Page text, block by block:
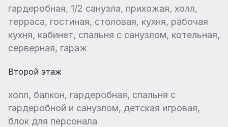
гардеробная, 1/2 санузла, прихожая, холл,
терраса, гостиная, столовая, кухня, рабочая
кухня, кабинет, спальня с санузлом, котельная,
серверная, гараж
Второй этаж
холл, балкон, гардеробная, спальня с
гардеробной и санузлом, детская игровая,
блок для персонала